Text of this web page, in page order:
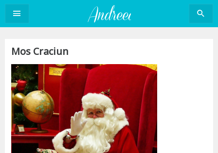
Sari
conținut
Mos Craciun